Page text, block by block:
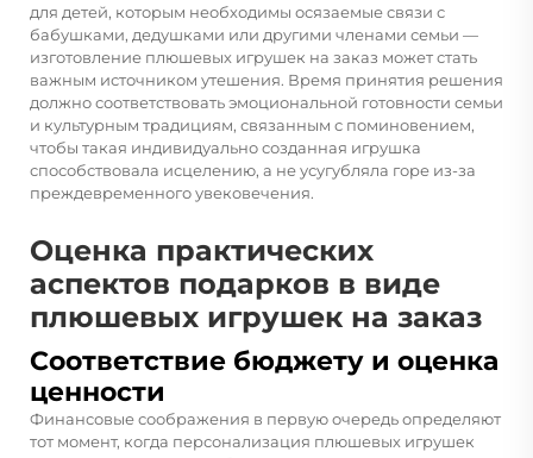
для детей, которым необходимы осязаемые связи с
бабушками, дедушками или другими членами семьи —
изготовление плюшевых игрушек на заказ может стать
важным источником утешения. Время принятия решения
должно соответствовать эмоциональной готовности семьи
и культурным традициям, связанным с поминовением,
чтобы такая индивидуально созданная игрушка
способствовала исцелению, а не усугубляла горе из-за
преждевременного увековечения.
Оценка практических
аспектов подарков в виде
плюшевых игрушек на заказ
Соответствие бюджету и оценка
ценности
Финансовые соображения в первую очередь определяют
тот момент, когда персонализация плюшевых игрушек